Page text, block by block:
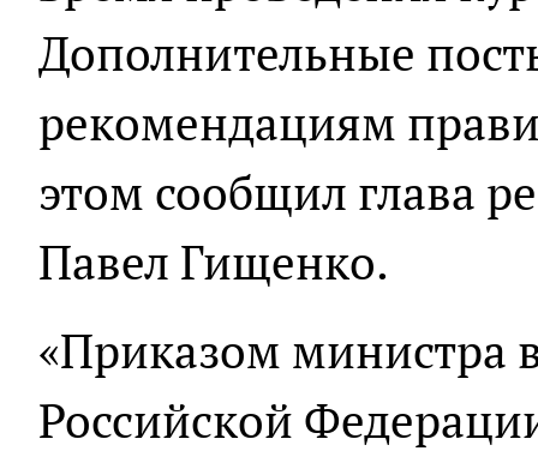
Дополнительные
рекомендациям
этом сообщил глава
Павел Гищенко.
«Приказом министра
Российской